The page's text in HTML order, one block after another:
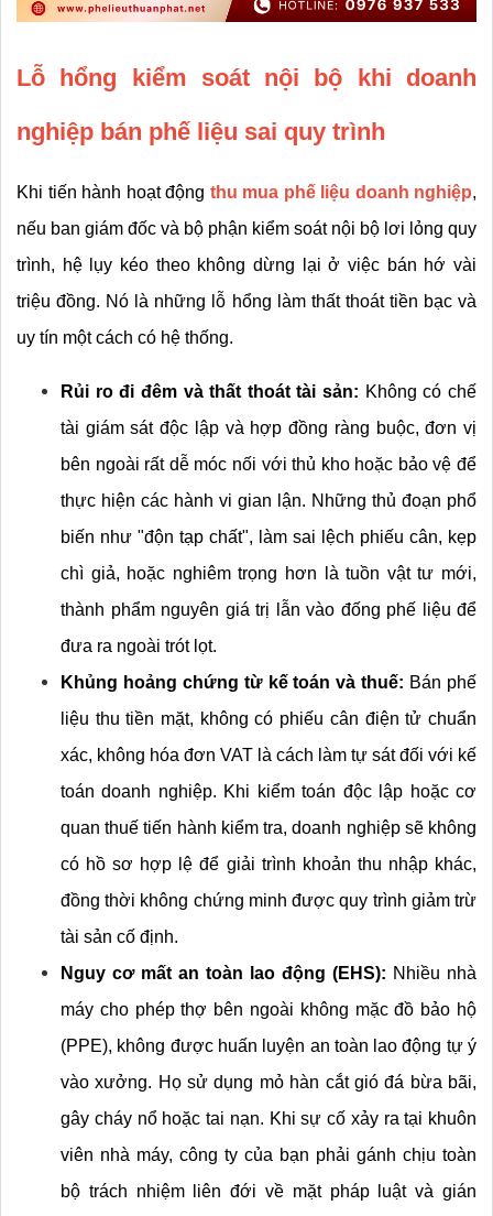
Lỗ hổng kiểm soát nội bộ khi doanh
nghiệp bán phế liệu sai quy trình
Khi tiến hành hoạt động thu mua phế liệu doanh nghiệp,
nếu ban giám đốc và bộ phận kiểm soát nội bộ lơi lỏng quy
trình, hệ lụy kéo theo không dừng lại ở việc bán hớ vài
triệu đồng. Nó là những lỗ hổng làm thất thoát tiền bạc và
uy tín một cách có hệ thống.
Rủi ro đi đêm và thất thoát tài sản: Không có chế
tài giám sát độc lập và hợp đồng ràng buộc, đơn vị
bên ngoài rất dễ móc nối với thủ kho hoặc bảo vệ để
thực hiện các hành vi gian lận. Những thủ đoạn phổ
biến như "độn tạp chất", làm sai lệch phiếu cân, kẹp
chì giả, hoặc nghiêm trọng hơn là tuồn vật tư mới,
thành phẩm nguyên giá trị lẫn vào đống phế liệu để
đưa ra ngoài trót lọt.
Khủng hoảng chứng từ kế toán và thuế: Bán phế
liệu thu tiền mặt, không có phiếu cân điện tử chuẩn
xác, không hóa đơn VAT là cách làm tự sát đối với kế
toán doanh nghiệp. Khi kiểm toán độc lập hoặc cơ
quan thuế tiến hành kiểm tra, doanh nghiệp sẽ không
có hồ sơ hợp lệ để giải trình khoản thu nhập khác,
đồng thời không chứng minh được quy trình giảm trừ
tài sản cố định.
Nguy cơ mất an toàn lao động (EHS): Nhiều nhà
máy cho phép thợ bên ngoài không mặc đồ bảo hộ
(PPE), không được huấn luyện an toàn lao động tự ý
vào xưởng. Họ sử dụng mỏ hàn cắt gió đá bừa bãi,
gây cháy nổ hoặc tai nạn. Khi sự cố xảy ra tại khuôn
viên nhà máy, công ty của bạn phải gánh chịu toàn
bộ trách nhiệm liên đới về mặt pháp luật và gián